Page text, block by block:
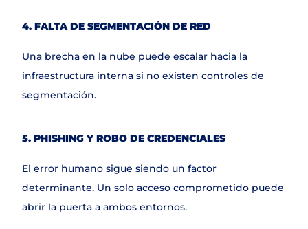
4. FALTA DE SEGMENTACIÓN DE RED
Una brecha en la nube puede escalar hacia la
infraestructura interna si no existen controles de
segmentación.
5. PHISHING Y ROBO DE CREDENCIALES
El error humano sigue siendo un factor
determinante. Un solo acceso comprometido puede
abrir la puerta a ambos entornos.